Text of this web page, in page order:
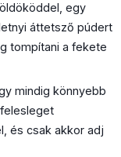
egy
áttetsző púdert
tompítani a fekete
mindig könnyebb
és csak akkor adj